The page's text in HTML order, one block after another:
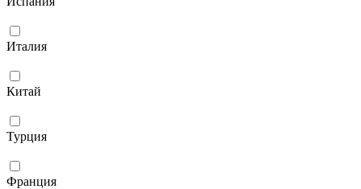
Италия
Китай
Турция
Франция